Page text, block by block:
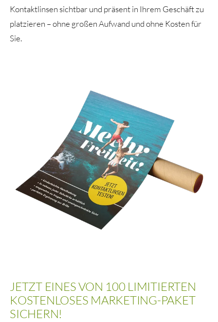
Kontaktlinsen sichtbar und präsent in Ihrem Geschäft zu
platzieren – ohne großen Aufwand und ohne Kosten für
Sie.
JETZT EINES VON 100 LIMITIERTEN
KOSTENLOSES MARKETING-PAKET
SICHERN!